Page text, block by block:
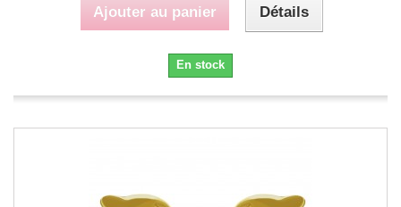
Ajouter au panier Détails
En stock